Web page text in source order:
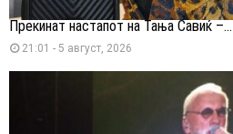
Прекинат настапот на Тања Савиќ –...
21:01 - 5 август, 2026